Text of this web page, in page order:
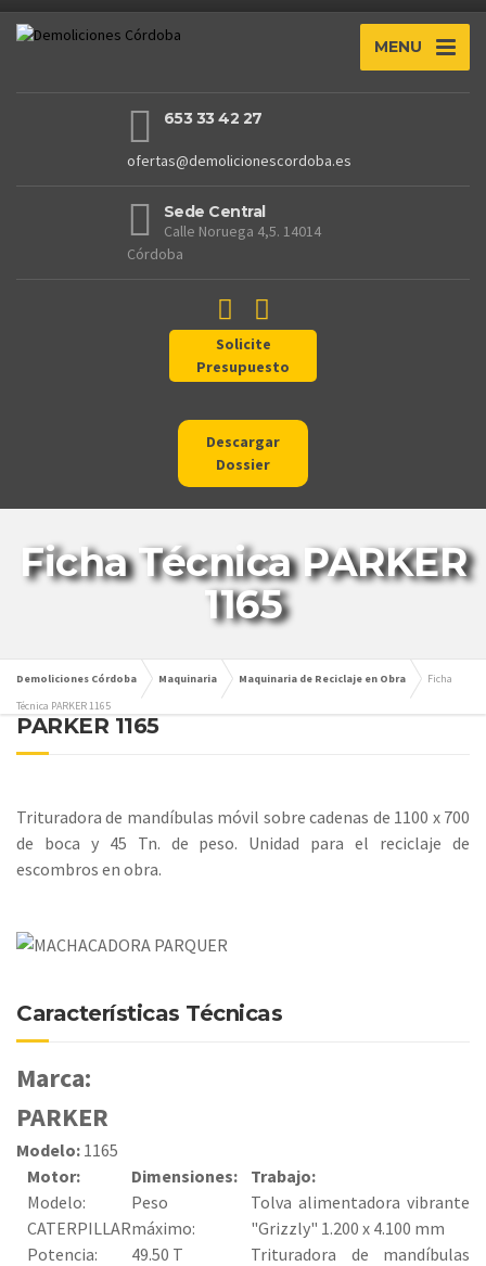
MENU
653 33 42 27
ofertas@demolicionescordoba.es
Sede Central
Calle Noruega 4,5. 14014
Córdoba
Solicite
Presupuesto
Descargar
Dossier
Ficha Técnica PARKER
1165
Demoliciones Córdoba Maquinaria Maquinaria de Reciclaje en Obra
Ficha
Técnica PARKER 1165
PARKER 1165
Trituradora de mandíbulas móvil sobre cadenas de 1100 x 700
de boca y 45 Tn. de peso. Unidad para el reciclaje de
escombros en obra.
Características Técnicas
Marca:
PARKER
Modelo: 1165
Motor:
Modelo:
CATERPILLAR
Potencia:
Dimensiones:
Peso
máximo:
49.50 T
Trabajo:
Tolva alimentadora vibrante
"Grizzly" 1.200 x 4.100 mm
Trituradora de mandíbulas